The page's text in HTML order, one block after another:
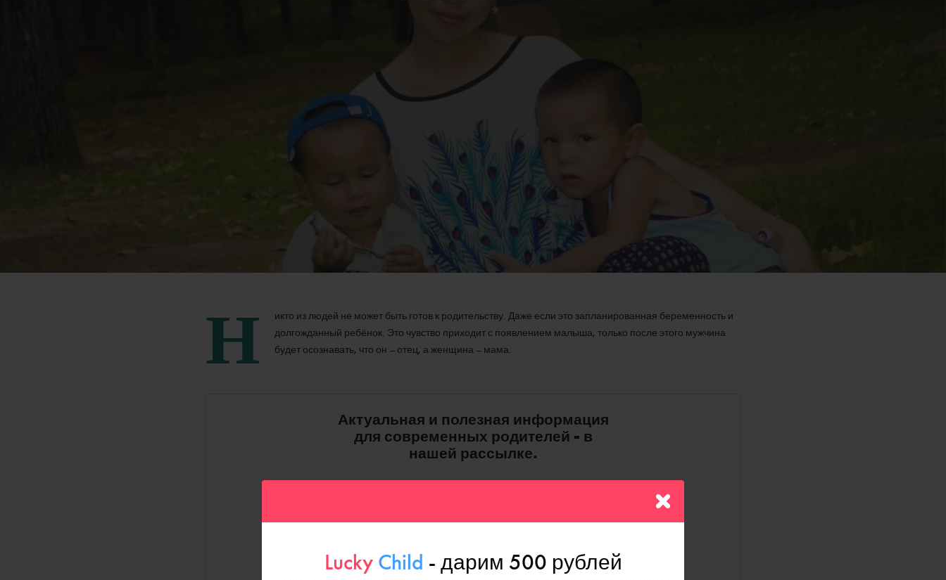
Lucky Child - дарим 500 рублей
Н
икто из людей не может быть готов к родительству. Даже если это запланированная беременность и
долгожданный ребёнок. Это чувство приходит с появлением малыша, только после этого мужчина
будет осознавать, что он – отец, а женщина – мама.
Актуальная и полезная информация
для современных родителей - в
нашей рассылке.